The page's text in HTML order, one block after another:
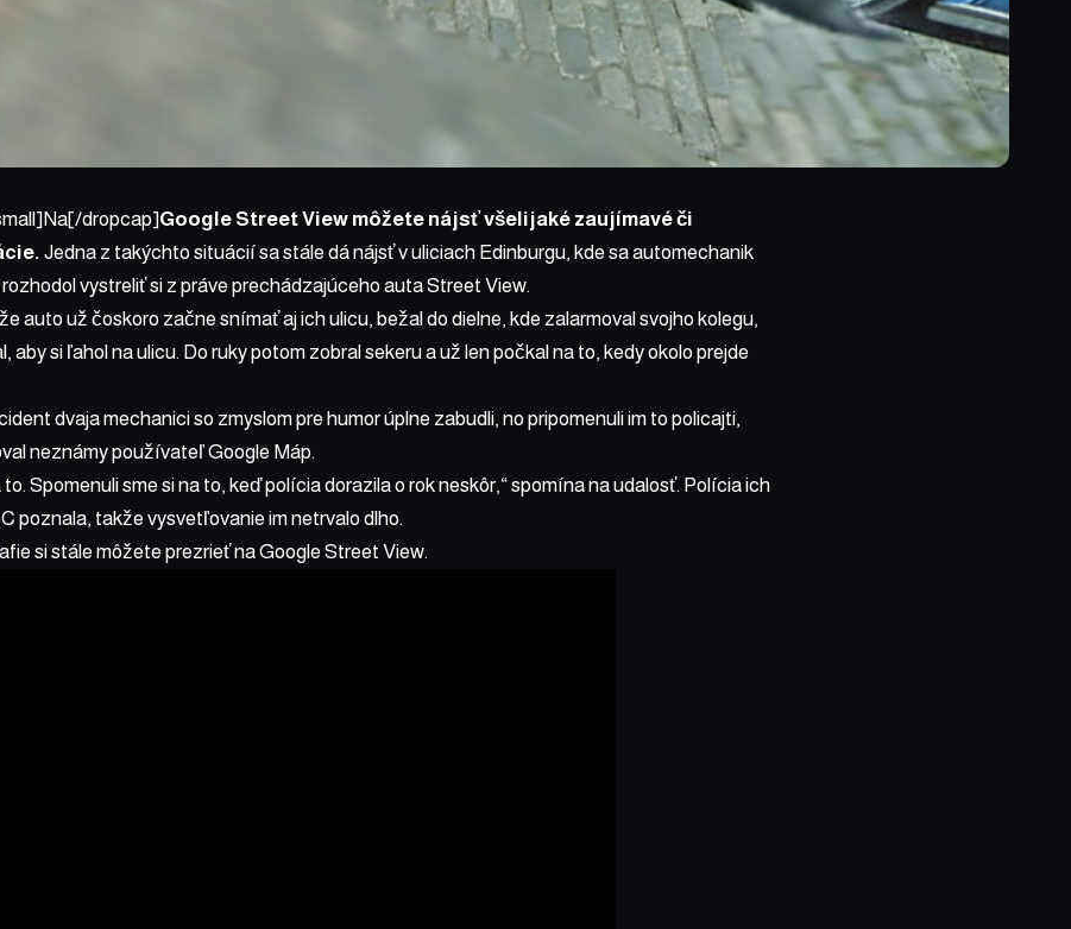
dropcap]Google Street View môžete nájsť všelijaké zaujímavé či
Jedna z takýchto situácií sa stále dá nájsť v uliciach Edinburgu, kde sa automechanik
vystreliť si z práve prechádzajúceho auta Street View.
auto už čoskoro začne snímať aj ich ulicu, bežal do dielne, kde zalarmoval svojho kolegu,
aby si ľahol na ulicu. Do ruky potom zobral sekeru a už len počkal na to, kedy okolo prejde
dvaja mechanici so zmyslom pre humor úplne zabudli, no pripomenuli im to policajti,
neznámy používateľ Google Máp.
to. Spomenuli sme si na to, keď polícia dorazila o rok neskôr,“ spomína na udalosť. Polícia ich
poznala, takže vysvetľovanie im netrvalo dlho.
si stále môžete prezrieť na Google Street View.